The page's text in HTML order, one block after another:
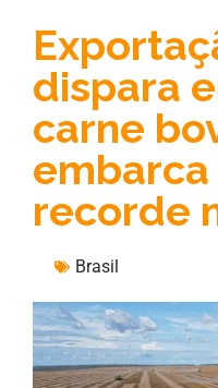
dispara
carne
recorde
Brasil